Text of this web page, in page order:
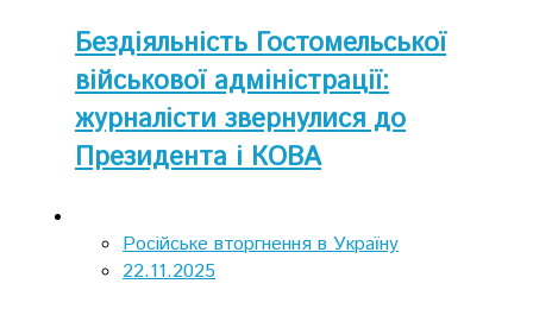
Бездіяльність Гостомельської
військової адміністрації:
журналісти звернулися до
Президента і КОВА
Російське вторгнення в Україну
22.11.2025